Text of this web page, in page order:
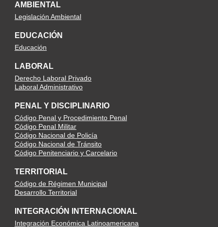
AMBIENTAL
Legislación Ambiental
EDUCACIÓN
Educación
LABORAL
Derecho Laboral Privado
Laboral Administrativo
PENAL Y DISCIPLINARIO
Código Penal y Procedimiento Penal
Código Penal Militar
Código Nacional de Policía
Código Nacional de Tránsito
Código Penitenciario y Carcelario
TERRITORIAL
Código de Régimen Municipal
Desarrollo Territorial
INTEGRACIÓN INTERNACIONAL
Integración Económica Latinoamericana